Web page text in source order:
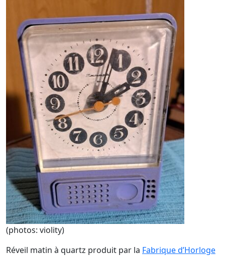
(photos: violity)
Réveil matin à quartz produit par la Fabrique d’Horloge